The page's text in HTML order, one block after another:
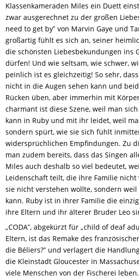
Klassenkameraden Miles ein Duett
zwar ausgerechnet zu der großen
need to get by‟ von Marvin Gaye und
großartig fühlt es sich an, seiner
die schönsten Liebesbekundungen ins
dürfen! Und wie seltsam, wie schwer,
peinlich ist es gleichzeitig! So sehr,
nicht in die Augen sehen kann und
Rücken üben, aber immerhin mit
charmant ist diese Szene, weil man
kann in Ruby und mit ihr leidet, weil
sondern spürt, wiesie sich fühlt
widersprüchlichen Empfindungen.Zu
man zudem bereits, dass das Singen
Miles auch deshalb so viel bedeutet,
Leidenschaft teilt, die ihre Familie
sie nicht verstehen wollte, sondern
kann. Ruby ist in ihrer Familie die
ihre Eltern und ihr älterer Bruder Leo
„CODA‟, abgekürzt für „child of deaf
Eltern, ist das Remake des
die Béliers?‟ und verlagert die
die Kleinstadt Gloucester in
viele Menschen von der Fischerei